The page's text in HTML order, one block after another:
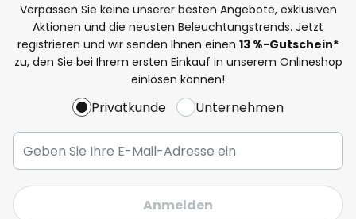
Verpassen Sie keine unserer besten Angebote, exklusiven
Aktionen und die neusten Beleuchtungstrends. Jetzt
registrieren und wir senden Ihnen einen 13 %-Gutschein*
zu, den Sie bei Ihrem ersten Einkauf in unserem Onlineshop
einlösen können!
Privatkunde Unternehmen
Anmelden